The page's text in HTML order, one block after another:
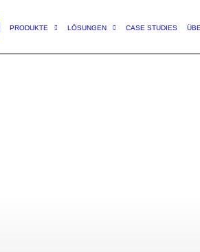
PRODUKTE LÖSUNGEN CASE STUDIES